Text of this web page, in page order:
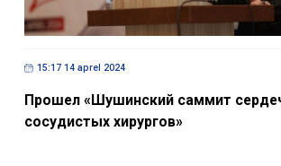
15:17 14 aprel 2024
Прошел «Шушинский саммит
сосудистых хирургов»